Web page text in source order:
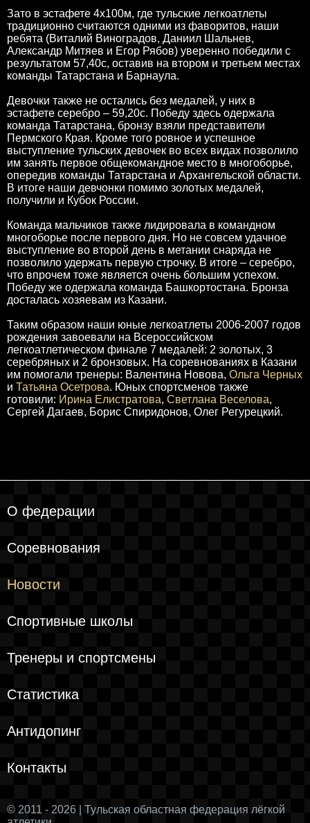
Зато в эстафете 4х100м, где тульские легкоатлеты
традиционно считаются одними из фаворитов, наши
ребята (Виталий Виноградов, Даниил Шальнев,
Александр Митяев и Егор Рябов) уверенно победили с
результатом 57,40с, оставив на втором и третьем местах
команды Татарстана и Барнаула.
Девочки также не остались без медалей, у них в
эстафете серебро – 59,20с. Победу здесь одержала
команда Татарстана, бронзу взяли представители
Пермского Края. Кроме того ровное и успешное
выступление тульских девочек во всех видах позволило
им занять первое общекомандное место в многоборье,
опередив команды Татарстана и Архангельской области.
В итоге наши девчонки помимо золотых медалей,
получили и Кубок России.
Команда мальчиков также лидировала в командном
многоборье после первого дня. Но не совсем удачное
выступление во второй день в метании снаряда не
позволило удержать первую строчку. В итоге – серебро,
что впрочем тоже является очень большим успехом.
Победу же одержала команда Башкортостана. Бронза
досталась хозяевам из Казани.
Таким образом наши юные легкоатлеты 2006-2007 годов
рождения завоевали на Всероссийском
легкоатлетическом финале 7 медалей: 2 золотых, 3
серебряных и 2 бронзовых. На соревнованиях в Казани
им помогали тренеры: Валентина Новова, Ольга Черных
и Татьяна Осетрова. Юных спортсменов также
готовили: Ирина Елистратова, Светлана Веселова,
Сергей Дагаев, Борис Спиридонов, Олег Регурецкий.
О федерации
Соревнования
Новости
Спортивные школы
Тренеры и спортсмены
Статистика
Антидопинг
Контакты
© 2011 - 2026 | Тульская областная федерация лёгкой